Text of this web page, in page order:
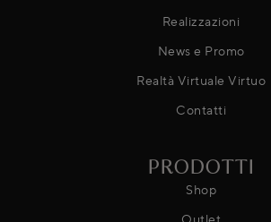
Realizzazioni
News e Promo
Realtà Virtuale Virtuo
Contatti
PRODOTTI
Shop
Outlet